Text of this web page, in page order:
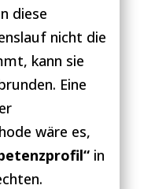
diese
nicht die
kann sie
Eine
wäre es,
in